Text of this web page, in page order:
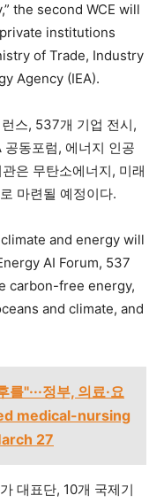
the second WCE will
institutions
of Trade, Industry
Agency (IEA).
스, 537개 기업 전시,
동포럼, 에너지 인공
은 무탄소에너지, 미래
마련될 예정이다.
and energy will
AI Forum, 537
carbon-free energy,
and climate, and
"···정부, 의료·요
medical-nursing
27
대표단, 10개 국제기